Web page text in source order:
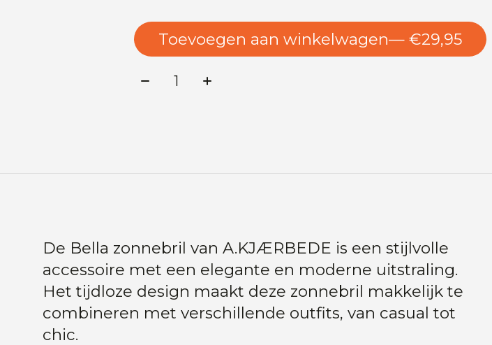
Toevoegen aan winkelwagen
— €29,95
Aantal:
De Bella zonnebril van A.KJÆRBEDE is een stijlvolle
accessoire met een elegante en moderne uitstraling.
Het tijdloze design maakt deze zonnebril makkelijk te
combineren met verschillende outfits, van casual tot
chic.